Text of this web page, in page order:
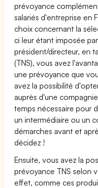
prévoyance
salariés d'entreprise en
choix concernant la
ci leur étant imposée
président/directeur, en
(TNS), vous avez
une prévoyance que
avez la possibilité
auprès d'une
temps nécessaire pour
un intermédiaire ou un
démarches avant et
décidez !
Ensuite, vous avez la
prévoyance TNS selon
effet, comme ces